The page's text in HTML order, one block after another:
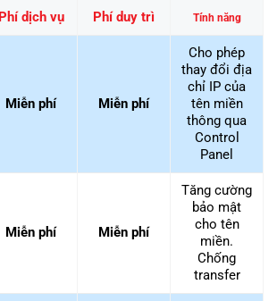
Phí dịch vụ Phí duy trì Tính năng
Miễn phí Miễn phí
Cho phép
thay đổi địa
chỉ IP của
tên miền
thông qua
Control
Panel
Miễn phí Miễn phí
Tăng cường
bảo mật
cho tên
miền.
Chống
transfer